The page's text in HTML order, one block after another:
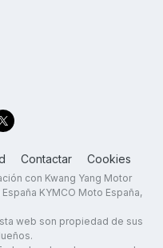
Contactar Cookies
con Kwang Yang Motor
KYMCO Moto España,
web son propiedad de sus